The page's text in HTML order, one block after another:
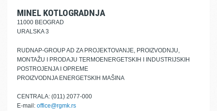
MINEL KOTLOGRADNJA
11000 BEOGRAD
URALSKA 3
RUDNAP-GROUP AD ZA PROJEKTOVANJE, PROIZVODNJU,
MONTAŽU I PRODAJU TERMOENERGETSKIH I INDUSTRIJSKIH
POSTROJENJA I OPREME
PROIZVODNJA ENERGETSKIH MAŠINA
CENTRALA: (011) 2077-000
E-mail: office@rgmk.rs